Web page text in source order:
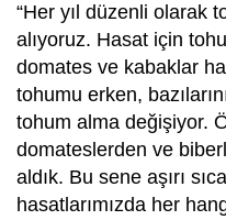
“Her yıl düzenli olarak
alıyoruz. Hasat için
domates ve kabaklar
tohumu erken,
tohum alma değişiyor.
domateslerden ve
aldık. Bu sene aşırı
hasatlarımızda her